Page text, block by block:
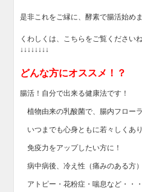
是非これをご縁に、酵素で腸活始め
くわしくは、こちらをご覧くださいね
↓↓↓↓​↓↓↓↓
どんな方にオススメ！？
腸活！自分で出来る健康法です！
植物由来の乳酸菌で、腸内フロー
いつまでも心身ともに若々しくあ
免疫力をアップしたい方に！
病中病後、冷え性（痛みのある方
アトピー・花粉症・喘息など・・